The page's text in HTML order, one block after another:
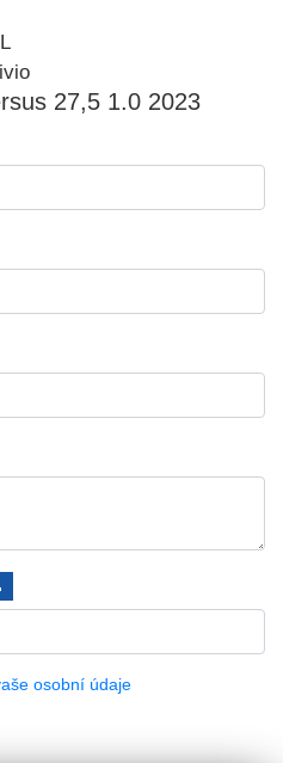
27,5 1.0 2023
osobní údaje